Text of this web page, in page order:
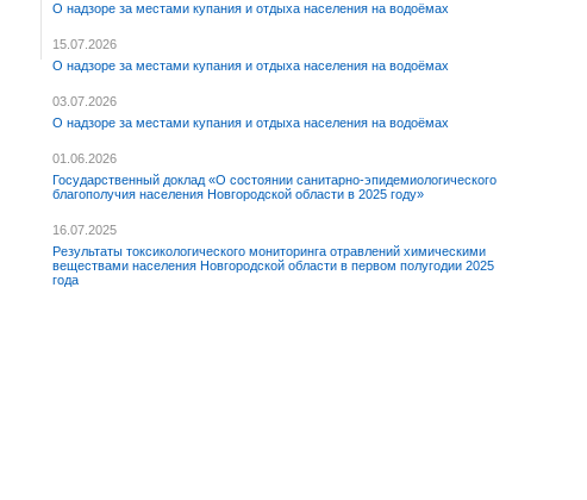
О надзоре за местами купания и отдыха населения на водоёмах
15.07.2026
О надзоре за местами купания и отдыха населения на водоёмах
03.07.2026
О надзоре за местами купания и отдыха населения на водоёмах
01.06.2026
Государственный доклад «О состоянии санитарно-эпидемиологического
благополучия населения Новгородской области в 2025 году»
16.07.2025
Результаты токсикологического мониторинга отравлений химическими
веществами населения Новгородской области в первом полугодии 2025
года